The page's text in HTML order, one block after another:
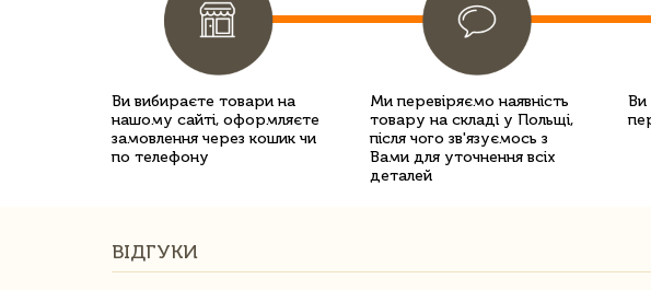
Ви вибираєте товари на
нашому сайті, оформляєте
замовлення через кошик чи
по телефону
Ми перевіряємо наявність
товару на складі у Польщі,
після чого зв'язуємось з
Вами для уточнення всіх
деталей
Ви
ВІДГУКИ